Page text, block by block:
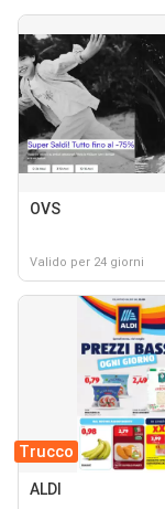
OVS
Valido per 24 giorni
Trucco
ALDI